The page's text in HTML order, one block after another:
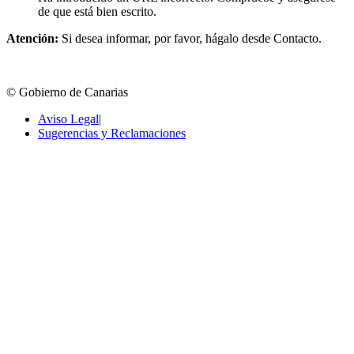
de que está bien escrito.
Atención: Si desea informar, por favor, hágalo desde Contacto.
© Gobierno de Canarias
Aviso Legal|
Sugerencias y Reclamaciones